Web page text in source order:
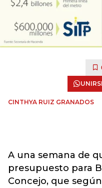
CINTHYA RUIZ GRANADOS
A una semana de
presupuesto para
Concejo, que